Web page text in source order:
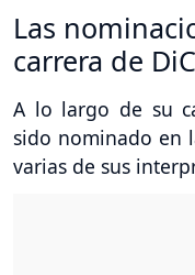
Las
carrera de
A lo largo de su
sido nominado en
varias de sus